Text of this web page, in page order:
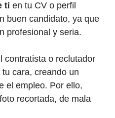
ti en tu CV o perfil
buen candidato, ya que
profesional y seria.
contratista o reclutador
cara, creando un
el empleo. Por ello,
recortada, de mala